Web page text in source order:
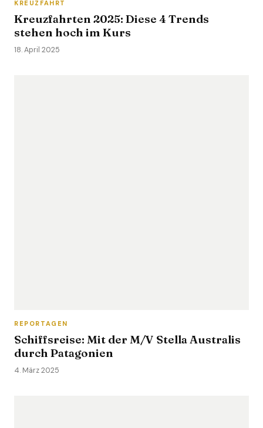
KREUZFAHRT
Kreuzfahrten 2025: Diese 4 Trends
stehen hoch im Kurs
18. April 2025
REPORTAGEN
Schiffsreise: Mit der M/V Stella Australis
durch Patagonien
4. März 2025